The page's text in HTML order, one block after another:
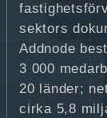
sektors
Addnode
3 000
20 länder;
cirka 5,8